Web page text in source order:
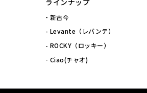
新古今
Levante（レバンテ）
ROCKY（ロッキー）
Ciao(チャオ)